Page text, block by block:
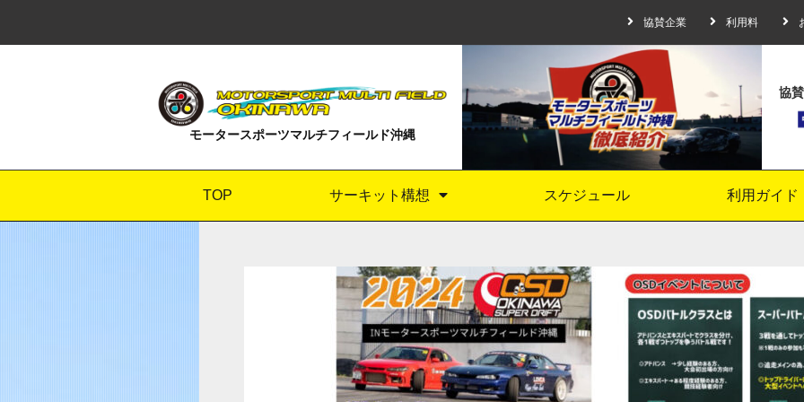
協賛企業 利用料
モータースポーツマルチフィールド沖縄
協
TOP サーキット構想 スケジュール 利用ガイド